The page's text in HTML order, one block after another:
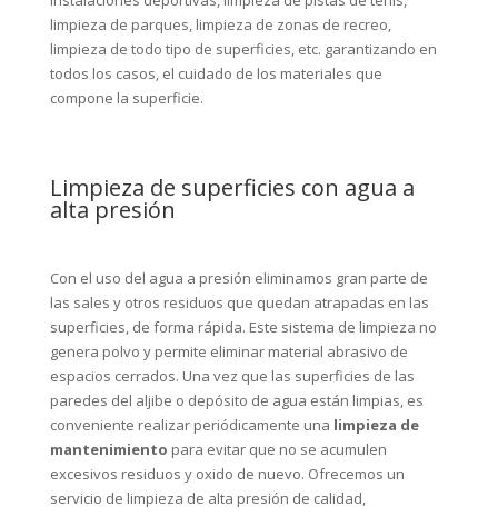
limpieza de parques, limpieza de zonas de recreo,
limpieza de todo tipo de superficies, etc. garantizando en
todos los casos, el cuidado de los materiales que
compone la superficie.
Limpieza de superficies con agua a
alta presión
Con el uso del agua a presión eliminamos gran parte de
las sales y otros residuos que quedan atrapadas en las
superficies, de forma rápida. Este sistema de limpieza no
genera polvo y permite eliminar material abrasivo de
espacios cerrados. Una vez que las superficies de las
paredes del aljibe o depósito de agua están limpias, es
conveniente realizar periódicamente una limpieza de
mantenimiento para evitar que no se acumulen
excesivos residuos y oxido de nuevo. Ofrecemos un
servicio de limpieza de alta presión de calidad,